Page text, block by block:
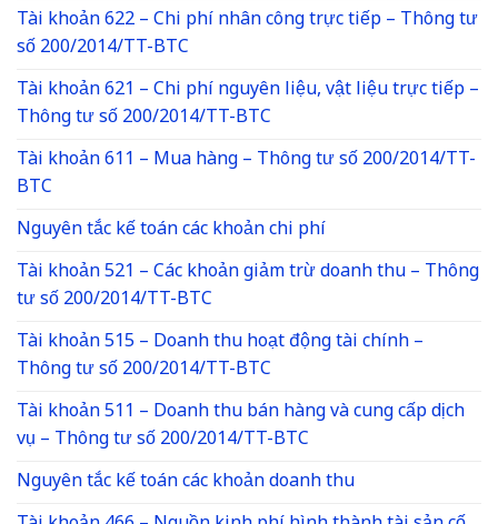
Tài khoản 622 – Chi phí nhân công trực tiếp – Thông tư
số 200/2014/TT-BTC
Tài khoản 621 – Chi phí nguyên liệu, vật liệu trực tiếp –
Thông tư số 200/2014/TT-BTC
Tài khoản 611 – Mua hàng – Thông tư số 200/2014/TT-
BTC
Nguyên tắc kế toán các khoản chi phí
Tài khoản 521 – Các khoản giảm trừ doanh thu – Thông
tư số 200/2014/TT-BTC
Tài khoản 515 – Doanh thu hoạt động tài chính –
Thông tư số 200/2014/TT-BTC
Tài khoản 511 – Doanh thu bán hàng và cung cấp dịch
vụ – Thông tư số 200/2014/TT-BTC
Nguyên tắc kế toán các khoản doanh thu